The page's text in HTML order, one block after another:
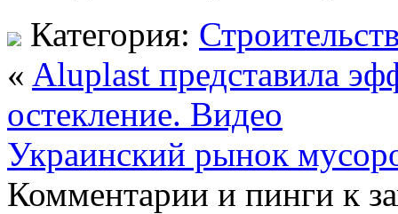
Категория:
« Aluplast представила
остекление. Видео
Украинский рынок
Комментарии и пинги к